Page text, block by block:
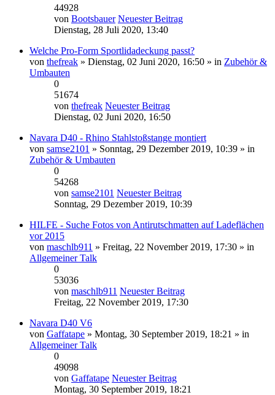
44928
von Bootsbauer Neuester Beitrag
Dienstag, 28 Juli 2020, 13:40
Welche Pro-Form Sportlidadeckung passt?
von thefreak » Dienstag, 02 Juni 2020, 16:50 » in Zubehör &
Umbauten
0
51674
von thefreak Neuester Beitrag
Dienstag, 02 Juni 2020, 16:50
Navara D40 - Rhino Stahlstoßstange montiert
von samse2101 » Sonntag, 29 Dezember 2019, 10:39 » in
Zubehör & Umbauten
0
54268
von samse2101 Neuester Beitrag
Sonntag, 29 Dezember 2019, 10:39
HILFE - Suche Fotos von Antirutschmatten auf Ladeflächen
vor 2015
von maschlb911 » Freitag, 22 November 2019, 17:30 » in
Allgemeiner Talk
0
53036
von maschlb911 Neuester Beitrag
Freitag, 22 November 2019, 17:30
Navara D40 V6
von Gaffatape » Montag, 30 September 2019, 18:21 » in
Allgemeiner Talk
0
49098
von Gaffatape Neuester Beitrag
Montag, 30 September 2019, 18:21